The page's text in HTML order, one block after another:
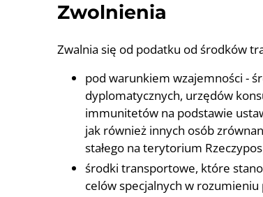
Zwolnienia
Zwalnia się od podatku od środków
pod warunkiem wzajemności -
dyplomatycznych, urzędów
immunitetów na podstawie
jak również innych osób
stałego na terytorium
środki transportowe, które
celów specjalnych w